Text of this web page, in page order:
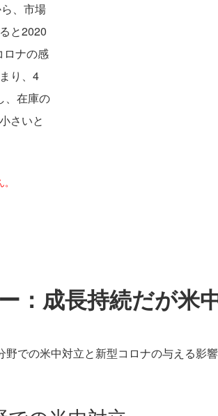
、市場
と2020
ロナの感
り、4
、在庫の
さいと
：成長持続だが米
での米中対立と新型コロナの与える影